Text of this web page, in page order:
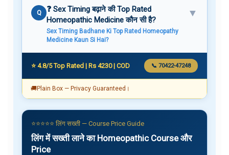
Q
❓ Sex Timing बढ़ाने की Top Rated
Homeopathic Medicine कौन सी है?
Sex Timing Badhane Ki Top Rated Homeopathy
Medicine Kaun Si Hai?
▼
⭐ 4.8/5 Top Rated | Rs 4230 | COD 📞 70422-47248
🚚Plain Box — Privacy Guaranteed।
⭐⭐⭐⭐⭐ लिंग सख्ती — Course Price Guide
लिंग में सख्ती लाने का Homeopathic Course और
Price